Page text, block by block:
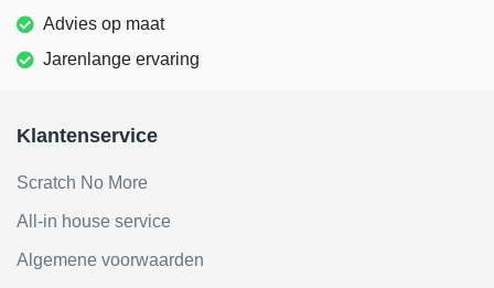
Advies op maat
Jarenlange ervaring
Klantenservice
Scratch No More
All-in house service
Algemene voorwaarden